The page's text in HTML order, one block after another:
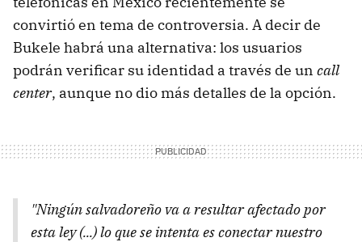
convirtió en tema de controversia. A decir de
Bukele habrá una alternativa: los usuarios
podrán verificar su identidad a través de un call
center, aunque no dio más detalles de la opción.
"Ningún salvadoreño va a resultar afectado por
esta ley (...) lo que se intenta es conectar nuestro